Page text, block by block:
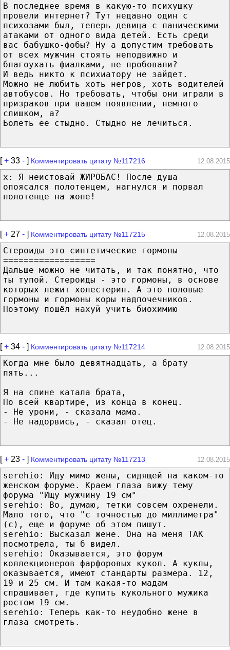
В последнее время в какую-то психушку
провели интернет? Тут недавно один с
психозами был, теперь девица с паническими
атаками от одного вида детей. Есть среди
вас бабушко-фобы? Ну а допустим требовать
от всех мужчин стоять неподвижно и
благоухать фиалками, не пробовали?
И ведь никто к психиатору не зайдет.
Можно не любить хоть негров, хоть водителей
автобусов. Но требовать, чтобы они играли в
призраков при вашем появлении, немного
слишком, а?
Болеть ее стыдно. Стыдно не лечиться.
[+ 33 - ] Комментировать цитату №117216 12.08.2015
х: Я неистовай ЖИРОБАС! После душа
опоясался полотенцем, нагнулся и порвал
полотенце на жопе!
[+ 27 - ] Комментировать цитату №117215 12.08.2015
Стероиды это синтетические гормоны
==================
Дальше можно не читать, и так понятно, что
ты тупой. Стероиды - это гормоны, в основе
которых лежит холестерин. А это половые
гормоны и гормоны коры надпочечников.
Поэтому пошёл нахуй учить биохимию
[+ 34 - ] Комментировать цитату №117214 12.08.2015
Когда мне было девятнадцать, а брату
пять...
Я на спине катала брата,
По всей квартире, из конца в конец.
- Не урони, - сказала мама.
- Не надорвись, - сказал отец.
[+ 23 - ] Комментировать цитату №117213 12.08.2015
serehio: Иду мимо жены, сидящей на каком-то
женском форуме. Краем глаза вижу тему
форума "Ищу мужчину 19 см"
serehio: Во, думаю, тетки совсем охренели.
Мало того, что "c точностью до миллиметра"
(с), еще и форуме об этом пишут.
serehio: Высказал жене. Она на меня ТАК
посмотрела, ты б видел.
serehio: Оказывается, это форум
коллекционеров фарфоровых кукол. А куклы,
оказывается, имеют стандарты размера. 12,
19 и 25 см. И там какая-то мадам
спрашивает, где купить кукольного мужика
ростом 19 см.
serehio: Теперь как-то неудобно жене в
глаза смотреть.